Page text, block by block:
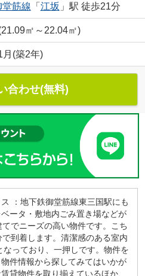
筋線 「 江坂 」駅 徒歩21分
㎡～22.04㎡)
月(築2年)
合わせ(無料)
：地下鉄御堂筋線東三国駅にも
ータ・敷地内ごみ置き場などが
でニーズの高い物件です。こち
到着します。清潔感のある室内
っており、一押しです。物件を
件情報から探してみてはいかが
貸物件を取り揃えているほか、